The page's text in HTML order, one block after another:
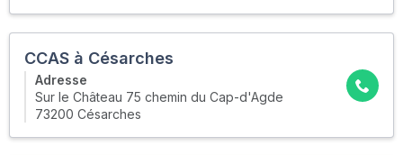
CCAS à Césarches
Adresse
Sur le Château 75 chemin du Cap-d'Agde
73200 Césarches